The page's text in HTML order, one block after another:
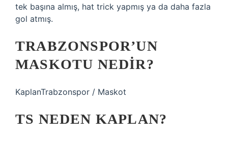
tek başına almış, hat trick yapmış ya da daha fazla
gol atmış.
TRABZONSPOR’UN
MASKOTU NEDIR?
KaplanTrabzonspor / Maskot
TS NEDEN KAPLAN?